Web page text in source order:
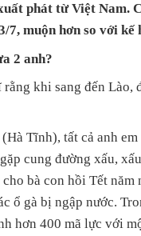
phát từ Việt Nam.
muộn hơn so với kế
2 anh?
khi sang đến Lào,
Tĩnh), tất cả anh
cung đường xấu,
bà con hồi Tết năm
ổ gà bị ngập nước.
hơn 400 mã lực với